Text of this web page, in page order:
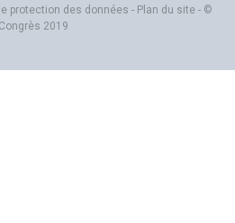
protection des données - Plan du site - ©
Congrès 2019